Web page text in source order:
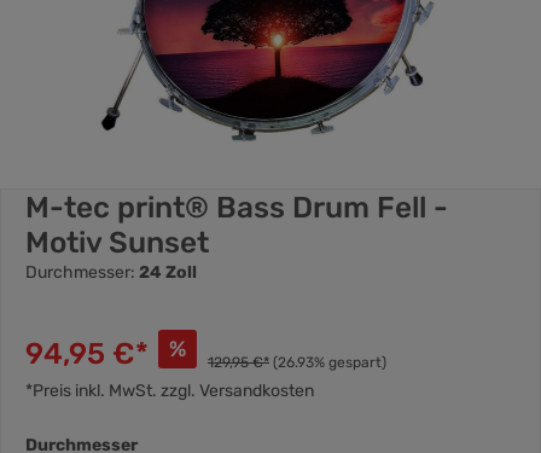
M-tec print® Bass Drum Fell -
Motiv Sunset
Durchmesser: 24 Zoll
94,95 €* % 129,95 €* (26.93% gespart)
*Preis inkl. MwSt. zzgl. Versandkosten
Durchmesser